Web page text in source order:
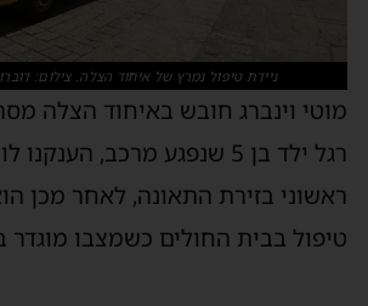
ניידת טיפול נמרץ של איחוד הצלה. צילום:
מוטי וינברג חובש באיחוד הצלה
רגל ילד בן 5 שנפגע מרכב,
ראשוני בזירת התאונה, לאחר מכן
טיפול בבית החולים כשמצבו מוגדר